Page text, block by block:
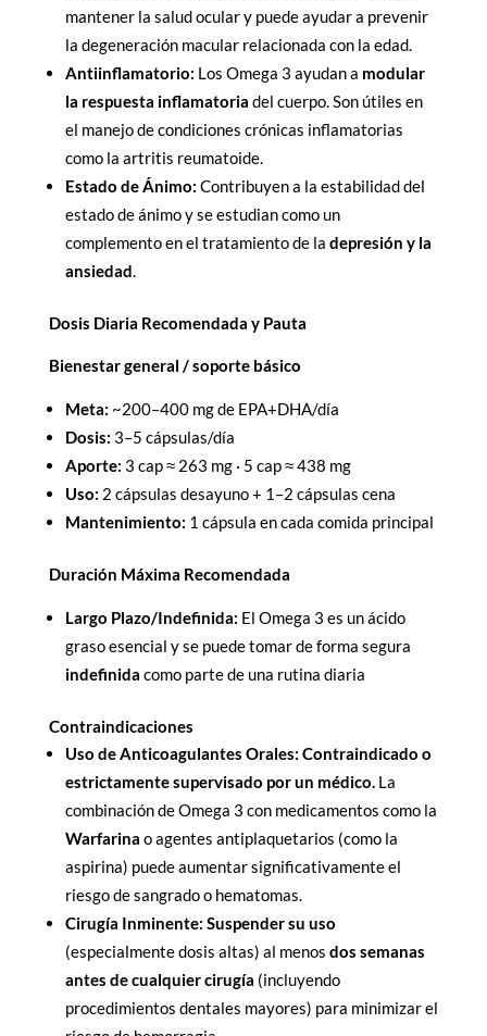
mantener la salud ocular y puede ayudar a prevenir
la degeneración macular relacionada con la edad.
Antiinflamatorio: Los Omega 3 ayudan a modular
la respuesta inflamatoria del cuerpo. Son útiles en
el manejo de condiciones crónicas inflamatorias
como la artritis reumatoide.
Estado de Ánimo: Contribuyen a la estabilidad del
estado de ánimo y se estudian como un
complemento en el tratamiento de la depresión y la
ansiedad.
Dosis Diaria Recomendada y Pauta
Bienestar general / soporte básico
Meta: ~200–400 mg de EPA+DHA/día
Dosis: 3–5 cápsulas/día
Aporte: 3 cap ≈ 263 mg · 5 cap ≈ 438 mg
Uso: 2 cápsulas desayuno + 1–2 cápsulas cena
Mantenimiento: 1 cápsula en cada comida principal
Duración Máxima Recomendada
Largo Plazo/Indefinida: El Omega 3 es un ácido
graso esencial y se puede tomar de forma segura
indefinida como parte de una rutina diaria
Contraindicaciones
Uso de Anticoagulantes Orales: Contraindicado o
estrictamente supervisado por un médico.La
combinación de Omega 3 con medicamentos como la
Warfarina o agentes antiplaquetarios (como la
aspirina) puede aumentar significativamente el
riesgo de sangrado o hematomas.
Cirugía Inminente: Suspender su uso
(especialmente dosis altas) al menos dos semanas
antes de cualquier cirugía (incluyendo
procedimientos dentales mayores) para minimizar el